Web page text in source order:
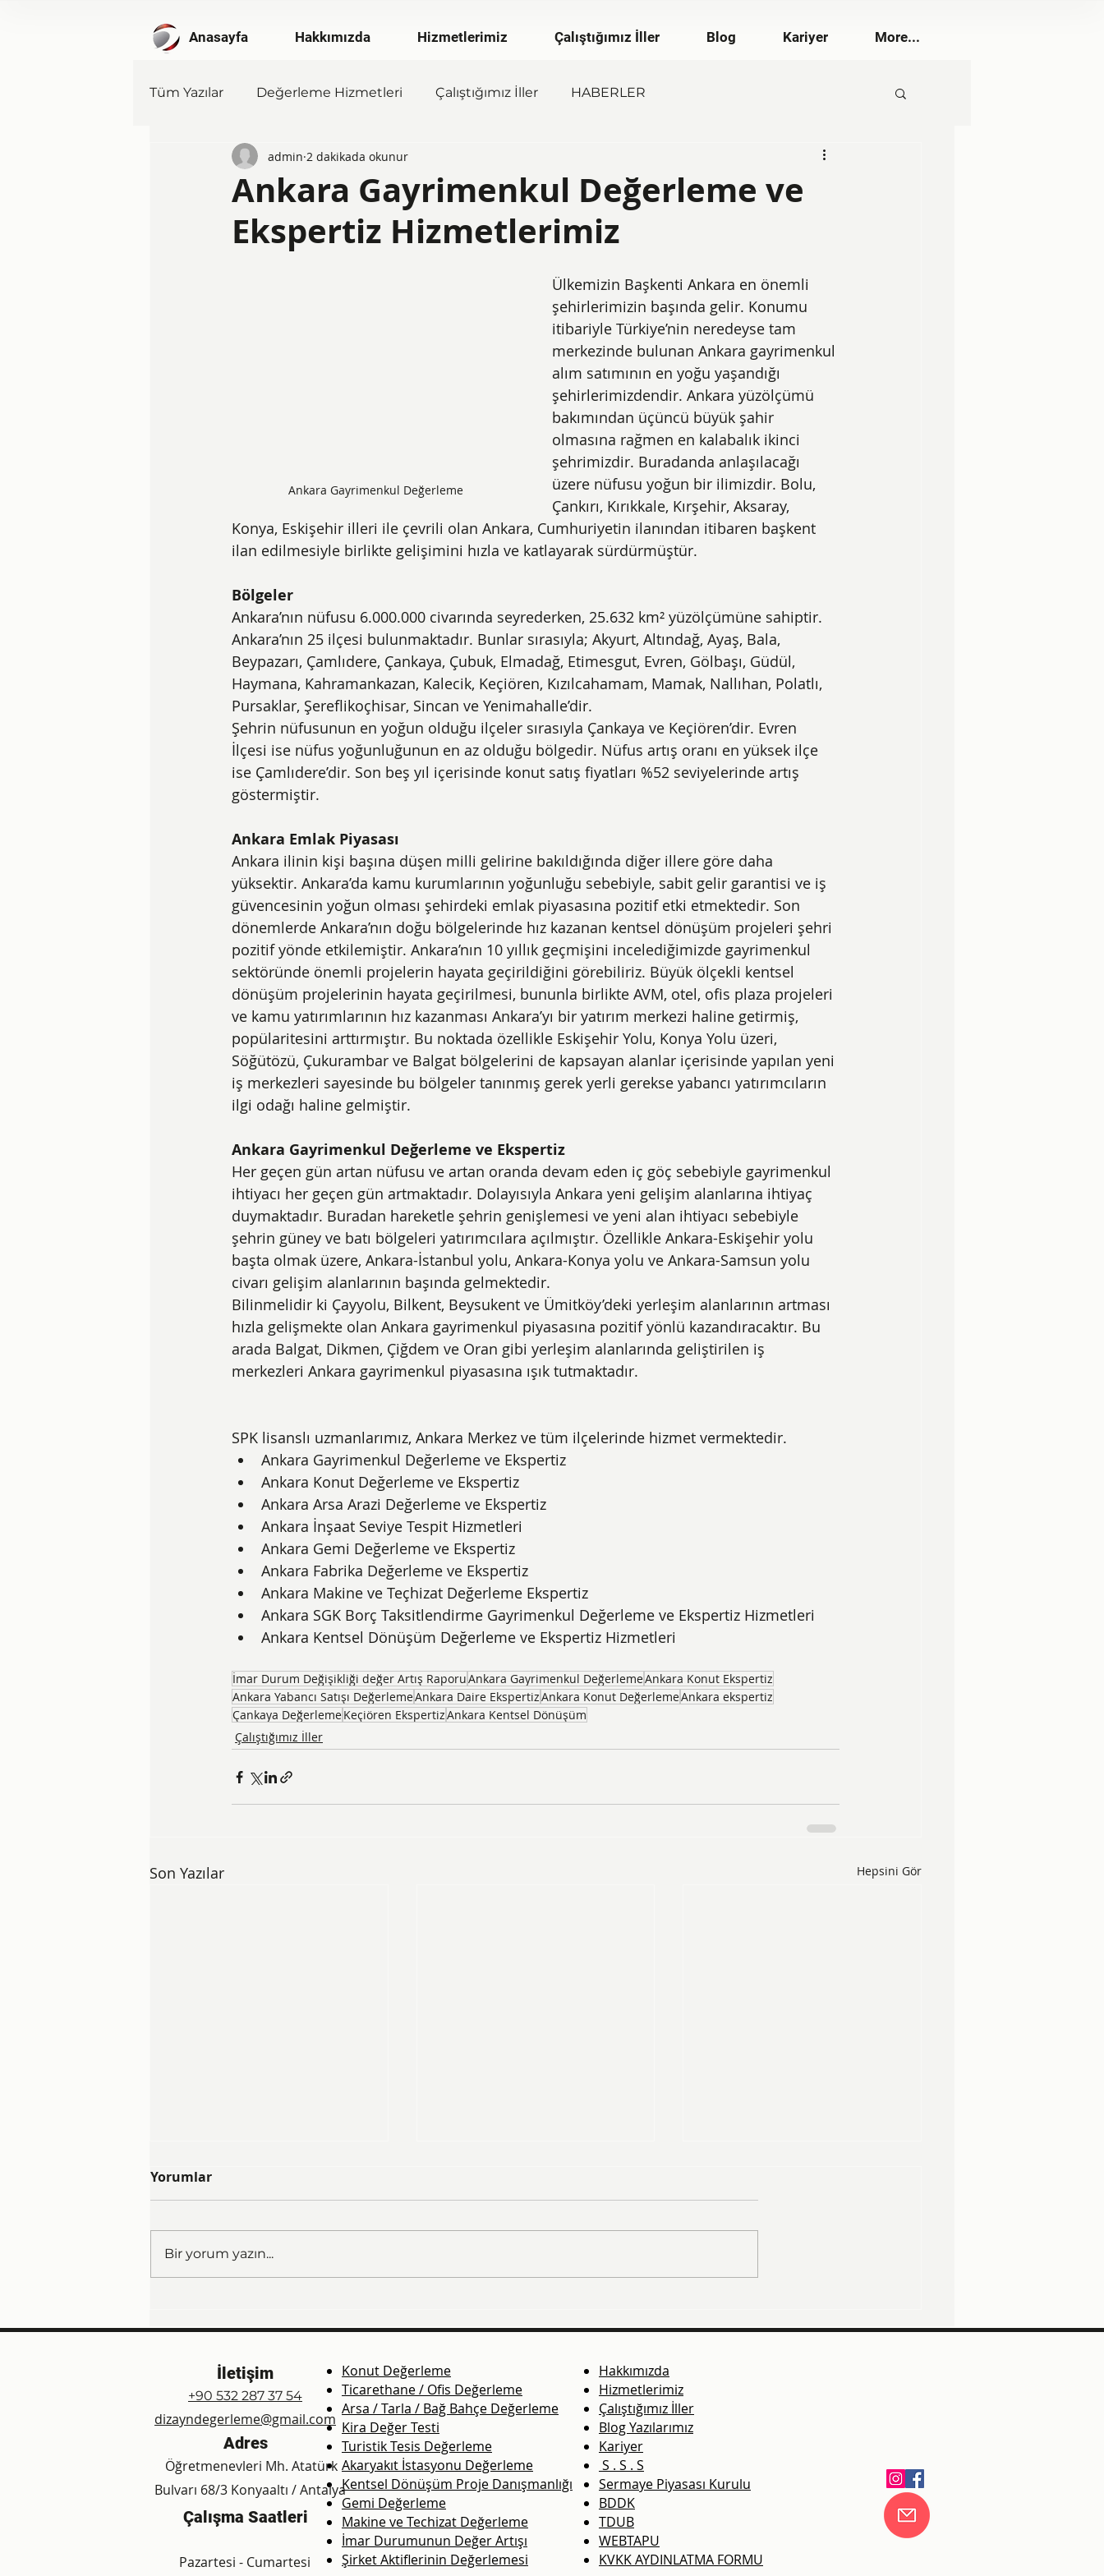
Anasayfa Hakkımızda Hizmetlerimiz Çalıştığımız İller Blog Kariyer More...
Tüm Yazılar Değerleme Hizmetleri Çalıştığımız İller HABERLER
Ankara Gayrimenkul Değerleme ve
Ekspertiz Hizmetlerimiz
admin 2 dakikada okunur
Ankara Gayrimenkul Değerleme
Ülkemizin Başkenti Ankara en önemli
şehirlerimizin başında gelir. Konumu
itibariyle Türkiye’nin neredeyse tam
merkezinde bulunan Ankara gayrimenkul
alım satımının en yoğu yaşandığı
şehirlerimizdendir. Ankara yüzölçümü
bakımından üçüncü büyük şahir
olmasına rağmen en kalabalık ikinci
şehrimizdir. Buradanda anlaşılacağı
üzere nüfusu yoğun bir ilimizdir. Bolu,
Çankırı, Kırıkkale, Kırşehir, Aksaray,
Konya, Eskişehir illeri ile çevrili olan Ankara, Cumhuriyetin ilanından itibaren başkent
ilan edilmesiyle birlikte gelişimini hızla ve katlayarak sürdürmüştür.
Bölgeler
Ankara’nın nüfusu 6.000.000 civarında seyrederken, 25.632 km² yüzölçümüne sahiptir.
Ankara’nın 25 ilçesi bulunmaktadır. Bunlar sırasıyla; Akyurt, Altındağ, Ayaş, Bala,
Beypazarı, Çamlıdere, Çankaya, Çubuk, Elmadağ, Etimesgut, Evren, Gölbaşı, Güdül,
Haymana, Kahramankazan, Kalecik, Keçiören, Kızılcahamam, Mamak, Nallıhan, Polatlı,
Pursaklar, Şereflikoçhisar, Sincan ve Yenimahalle’dir.
Şehrin nüfusunun en yoğun olduğu ilçeler sırasıyla Çankaya ve Keçiören’dir. Evren
İlçesi ise nüfus yoğunluğunun en az olduğu bölgedir. Nüfus artış oranı en yüksek ilçe
ise Çamlıdere’dir. Son beş yıl içerisinde konut satış fiyatları %52 seviyelerinde artış
göstermiştir.
Ankara Emlak Piyasası
Ankara ilinin kişi başına düşen milli gelirine bakıldığında diğer illere göre daha
yüksektir. Ankara’da kamu kurumlarının yoğunluğu sebebiyle, sabit gelir garantisi ve iş
güvencesinin yoğun olması şehirdeki emlak piyasasına pozitif etki etmektedir. Son
dönemlerde Ankara’nın doğu bölgelerinde hız kazanan kentsel dönüşüm projeleri şehri
pozitif yönde etkilemiştir. Ankara’nın 10 yıllık geçmişini incelediğimizde gayrimenkul
sektöründe önemli projelerin hayata geçirildiğini görebiliriz. Büyük ölçekli kentsel
dönüşüm projelerinin hayata geçirilmesi, bununla birlikte AVM, otel, ofis plaza projeleri
ve kamu yatırımlarının hız kazanması Ankara’yı bir yatırım merkezi haline getirmiş,
popülaritesini arttırmıştır. Bu noktada özellikle Eskişehir Yolu, Konya Yolu üzeri,
Söğütözü, Çukurambar ve Balgat bölgelerini de kapsayan alanlar içerisinde yapılan yeni
iş merkezleri sayesinde bu bölgeler tanınmış gerek yerli gerekse yabancı yatırımcıların
ilgi odağı haline gelmiştir.
Ankara Gayrimenkul Değerleme ve Ekspertiz
Her geçen gün artan nüfusu ve artan oranda devam eden iç göç sebebiyle gayrimenkul
ihtiyacı her geçen gün artmaktadır. Dolayısıyla Ankara yeni gelişim alanlarına ihtiyaç
duymaktadır. Buradan hareketle şehrin genişlemesi ve yeni alan ihtiyacı sebebiyle
şehrin güney ve batı bölgeleri yatırımcılara açılmıştır. Özellikle Ankara-Eskişehir yolu
başta olmak üzere, Ankara-İstanbul yolu, Ankara-Konya yolu ve Ankara-Samsun yolu
civarı gelişim alanlarının başında gelmektedir.
Bilinmelidir ki Çayyolu, Bilkent, Beysukent ve Ümitköy’deki yerleşim alanlarının artması
hızla gelişmekte olan Ankara gayrimenkul piyasasına pozitif yönlü kazandıracaktır. Bu
arada Balgat, Dikmen, Çiğdem ve Oran gibi yerleşim alanlarında geliştirilen iş
merkezleri Ankara gayrimenkul piyasasına ışık tutmaktadır.
SPK lisanslı uzmanlarımız, Ankara Merkez ve tüm ilçelerinde hizmet vermektedir.
Ankara Gayrimenkul Değerleme ve Ekspertiz
Ankara Konut Değerleme ve Ekspertiz
Ankara Arsa Arazi Değerleme ve Ekspertiz
Ankara İnşaat Seviye Tespit Hizmetleri
Ankara Gemi Değerleme ve Ekspertiz
Ankara Fabrika Değerleme ve Ekspertiz
Ankara Makine ve Teçhizat Değerleme Ekspertiz
Ankara SGK Borç Taksitlendirme Gayrimenkul Değerleme ve Ekspertiz Hizmetleri
Ankara Kentsel Dönüşüm Değerleme ve Ekspertiz Hizmetleri
İmar Durum Değişikliği değer Artış RaporuAnkara Gayrimenkul DeğerlemeAnkara Konut Ekspertiz
Ankara Yabancı Satışı DeğerlemeAnkara Daire EkspertizAnkara Konut DeğerlemeAnkara ekspertiz
Çankaya DeğerlemeKeçiören EkspertizAnkara Kentsel Dönüşüm
Çalıştığımız İller
Son Yazılar Hepsini Gör
Değerleme ve Ekspertiz
Değerleme ve Ekspertiz
Değerleme ve Ekspertiz
Yorumlar
Bir yorum yazın...
Konut Değerleme
Ticarethane / Ofis Değerleme
Arsa / Tarla / Bağ Bahçe Değerleme
Kira Değer Testi
Turistik Tesis Değerleme
Akaryakıt İstasyonu Değerleme
Kentsel Dönüşüm Proje Danışmanlığı
Gemi Değerleme
Makine ve Techizat Değerleme
İmar Durumunun Değer Artışı
Şirket Aktiflerinin Değerlemesi
Hakkımızda
Hizmetlerimiz
Çalıştığımız İller
Blog Yazılarımız
Kariyer
S . S . S
Sermaye Piyasası Kurulu
BDDK
TDUB
WEBTAPU
KVKK AYDINLATMA FORMU
İletişim
+90 532 287 37 54
dizayndegerleme@gmail.com
Adres
Öğretmenevleri Mh. Atatürk
Bulvarı 68/3 Konyaaltı / Antalya
Çalışma Saatleri
Pazartesi - Cumartesi